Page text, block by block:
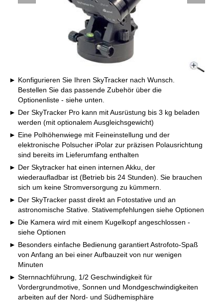
Konfigurieren Sie Ihren SkyTracker nach Wunsch.
Bestellen Sie das passende Zubehör über die
Optionenliste - siehe unten.
Der SkyTracker Pro kann mit Ausrüstung bis 3 kg beladen
werden (mit optionalem Ausgleichsgewicht)
Eine Polhöhenwiege mit Feineinstellung und der
elektronische Polsucher iPolar zur präzisen Polausrichtung
sind bereits im Lieferumfang enthalten
Der Skytracker hat einen internen Akku, der
wiederaufladbar ist (Betrieb bis 24 Stunden). Sie brauchen
sich um keine Stromversorgung zu kümmern.
Der SkyTracker passt direkt an Fotostative und an
astronomische Stative. Stativempfehlungen siehe Optionen
Die Kamera wird mit einem Kugelkopf angeschlossen -
siehe Optionen
Besonders einfache Bedienung garantiert Astrofoto-Spaß
von Anfang an bei einer Aufbauzeit von nur wenigen
Minuten
Sternnachführung, 1/2 Geschwindigkeit für
Vordergrundmotive, Sonnen und Mondgeschwindigkeiten
arbeiten auf der Nord- und Südhemisphäre